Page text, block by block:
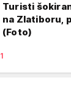
Turisti
na Zlatiboru,
(Foto)
1